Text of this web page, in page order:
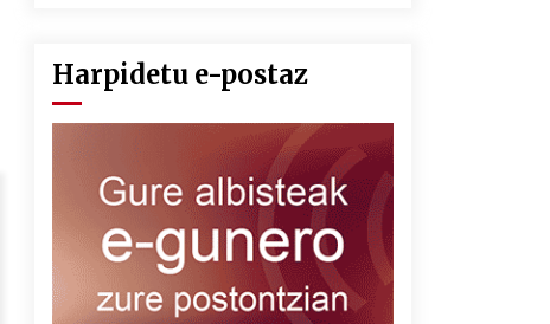
Harpidetu e-postaz